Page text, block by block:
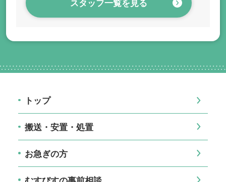
スタッフ一覧を見る
トップ
搬送・安置・処置
お急ぎの方